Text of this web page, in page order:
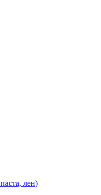
лен)